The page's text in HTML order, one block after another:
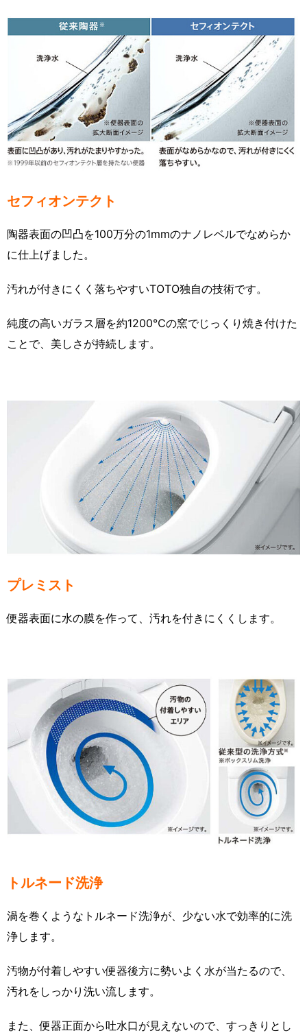
セフィオンテクト
陶器表面の凹凸を100万分の1mmのナノレベルでなめらか
に仕上げました。
汚れが付きにくく落ちやすいTOTO独自の技術です。
純度の高いガラス層を約1200℃の窯でじっくり焼き付けた
ことで、美しさが持続します。
プレミスト
便器表面に水の膜を作って、汚れを付きにくくします。
トルネード洗浄
渦を巻くようなトルネード洗浄が、少ない水で効率的に洗
浄します。
汚物が付着しやすい便器後方に勢いよく水が当たるので、
汚れをしっかり洗い流します。
また、便器正面から吐水口が見えないので、すっきりとし